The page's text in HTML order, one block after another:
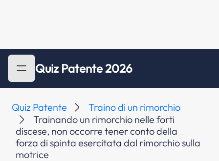
Quiz Patente 2026
Quiz Patente
Traino di un rimorchio
Trainando un rimorchio nelle forti
discese, non occorre tener conto della
forza di spinta esercitata dal rimorchio sulla
motrice